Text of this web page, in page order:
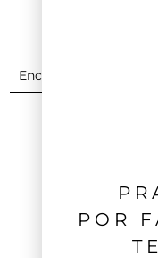
POR